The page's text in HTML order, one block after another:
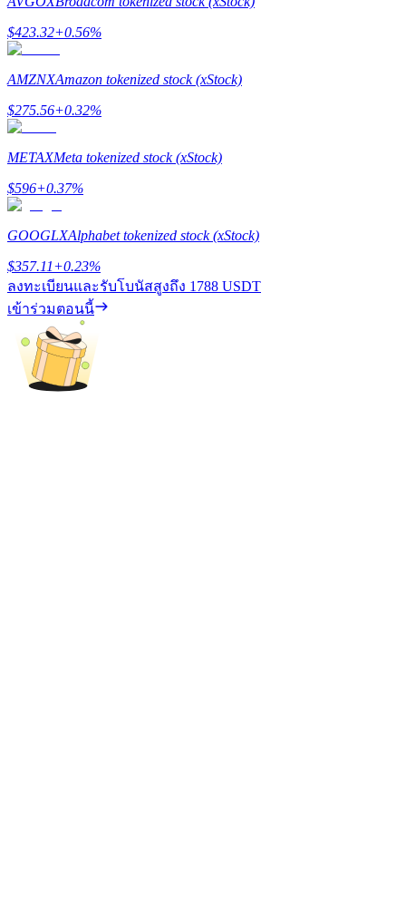
BTC Flexible Staking | Daily Rewards
ศูนย์รางวัล
เข้าสู่ระบบ ลงชื่อ
$423.32+0.56%
AMZNXAmazon tokenized stock (xStock)
$275.56+0.32%
METAXMeta tokenized stock (xStock)
$596+0.37%
GOOGLXAlphabet tokenized stock (xStock)
$357.11+0.23%
ลงทะเบียนและรับโบนัสสูงถึง 1788 USDT
เข้าร่วมตอนนี้